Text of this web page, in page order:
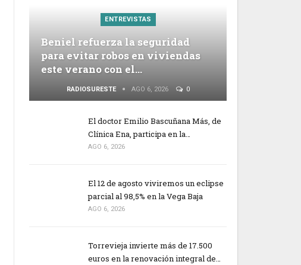
ENTREVISTAS
Beniel refuerza la seguridad
para evitar robos en viviendas
este verano con el…
RADIOSURESTE AGO 6, 2026 0
El doctor Emilio Bascuñana Más, de
Clínica Ena, participa en la…
AGO 6, 2026
El 12 de agosto viviremos un eclipse
parcial al 98,5% en la Vega Baja
AGO 6, 2026
Torrevieja invierte más de 17.500
euros en la renovación integral de…